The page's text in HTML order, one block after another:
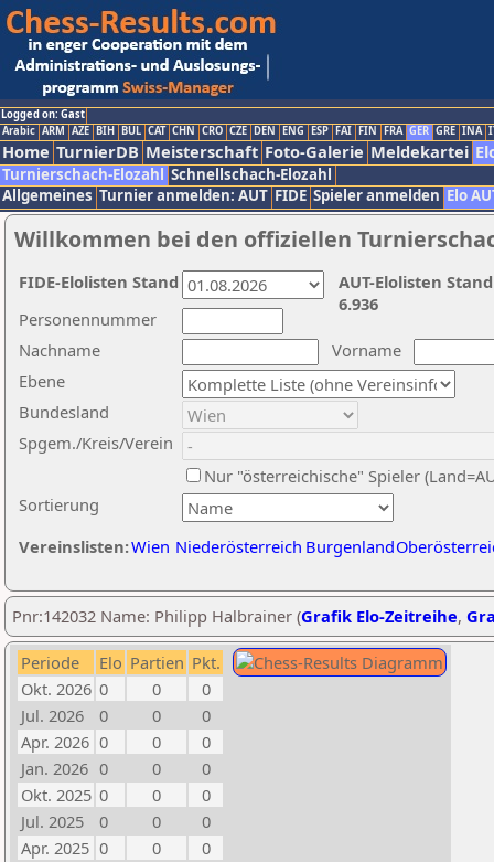
Logged on: Gast
Arabic ARM AZE BIH BUL CAT CHN CRO CZE DEN ENG ESP FAI FIN FRA GER GRE INA
Home TurnierDB Meisterschaft Foto-Galerie Meldekartei
Turnierschach-Elozahl Schnellschach-Elozahl
Allgemeines Turnier anmelden: AUT FIDE Spieler anmelden Elo
Willkommen bei den offiziellen
Nachname
Vorname
Ebene
Sortierung
Personennummer
Bundesland
Spgem./Kreis/Verein
Nur "österreichische" Spieler
Vereinslisten:Wien Niederösterreich Burgenland
AUT-Elolisten
6.936
FIDE-Elolisten Stand
Pnr:142032 Name: Philipp Halbrainer (Grafik Elo-Zeitreihe,
Periode Elo Partien Pkt.
Okt. 2026 0 0
0
Jul. 2026
0 0
0
Apr. 2026 0 0
0
Jan. 2026 0 0
0
Okt. 2025 0 0
0
Jul. 2025
0 0
0
Apr. 2025 0 0
0